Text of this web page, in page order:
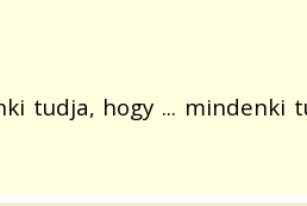
tudja, hogy ... mindenki